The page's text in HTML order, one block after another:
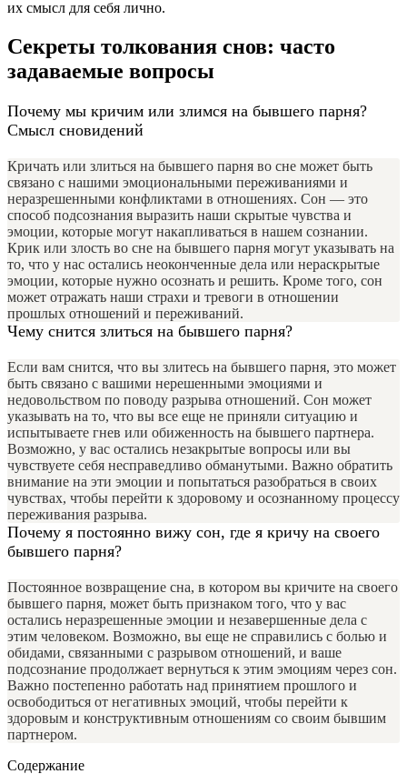
их смысл для себя лично.
Секреты толкования снов: часто
задаваемые вопросы
Почему мы кричим или злимся на бывшего парня?
Смысл сновидений
Кричать или злиться на бывшего парня во сне может быть
связано с нашими эмоциональными переживаниями и
неразрешенными конфликтами в отношениях. Сон — это
способ подсознания выразить наши скрытые чувства и
эмоции, которые могут накапливаться в нашем сознании.
Крик или злость во сне на бывшего парня могут указывать на
то, что у нас остались неоконченные дела или нераскрытые
эмоции, которые нужно осознать и решить. Кроме того, сон
может отражать наши страхи и тревоги в отношении
прошлых отношений и переживаний.
Чему снится злиться на бывшего парня?
Если вам снится, что вы злитесь на бывшего парня, это может
быть связано с вашими нерешенными эмоциями и
недовольством по поводу разрыва отношений. Сон может
указывать на то, что вы все еще не приняли ситуацию и
испытываете гнев или обиженность на бывшего партнера.
Возможно, у вас остались незакрытые вопросы или вы
чувствуете себя несправедливо обманутыми. Важно обратить
внимание на эти эмоции и попытаться разобраться в своих
чувствах, чтобы перейти к здоровому и осознанному процессу
переживания разрыва.
Почему я постоянно вижу сон, где я кричу на своего
бывшего парня?
Постоянное возвращение сна, в котором вы кричите на своего
бывшего парня, может быть признаком того, что у вас
остались неразрешенные эмоции и незавершенные дела с
этим человеком. Возможно, вы еще не справились с болью и
обидами, связанными с разрывом отношений, и ваше
подсознание продолжает вернуться к этим эмоциям через сон.
Важно постепенно работать над принятием прошлого и
освободиться от негативных эмоций, чтобы перейти к
здоровым и конструктивным отношениям со своим бывшим
партнером.
Содержание